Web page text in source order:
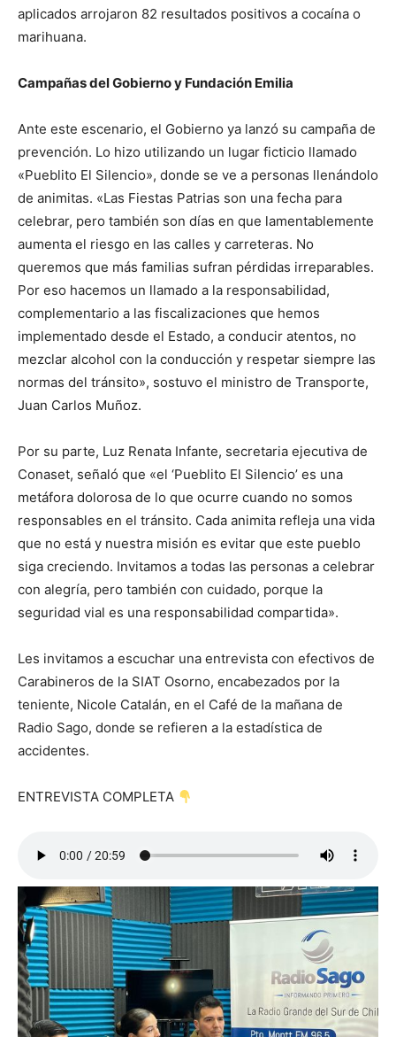
aplicados arrojaron 82 resultados positivos a cocaína o
marihuana.
Campañas del Gobierno y Fundación Emilia
Ante este escenario, el Gobierno ya lanzó su campaña de
prevención. Lo hizo utilizando un lugar ficticio llamado
«Pueblito El Silencio», donde se ve a personas llenándolo
de animitas. «Las Fiestas Patrias son una fecha para
celebrar, pero también son días en que lamentablemente
aumenta el riesgo en las calles y carreteras. No
queremos que más familias sufran pérdidas irreparables.
Por eso hacemos un llamado a la responsabilidad,
complementario a las fiscalizaciones que hemos
implementado desde el Estado, a conducir atentos, no
mezclar alcohol con la conducción y respetar siempre las
normas del tránsito», sostuvo el ministro de Transporte,
Juan Carlos Muñoz.
Por su parte, Luz Renata Infante, secretaria ejecutiva de
Conaset, señaló que «el ‘Pueblito El Silencio’ es una
metáfora dolorosa de lo que ocurre cuando no somos
responsables en el tránsito. Cada animita refleja una vida
que no está y nuestra misión es evitar que este pueblo
siga creciendo. Invitamos a todas las personas a celebrar
con alegría, pero también con cuidado, porque la
seguridad vial es una responsabilidad compartida».
Les invitamos a escuchar una entrevista con efectivos de
Carabineros de la SIAT Osorno, encabezados por la
teniente, Nicole Catalán, en el Café de la mañana de
Radio Sago, donde se refieren a la estadística de
accidentes.
ENTREVISTA COMPLETA